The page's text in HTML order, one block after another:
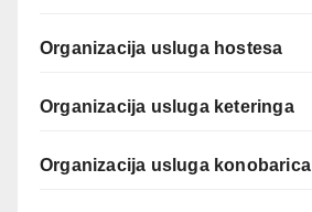
Organizacija usluga hostesa
Organizacija usluga keteringa
Organizacija usluga konobarica